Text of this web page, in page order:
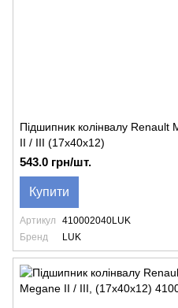
Підшипник колінвалу
II / III (17x40x12)
543.0 грн/шт.
Купити
Артикул
410002040LUK
Бренд
LUK